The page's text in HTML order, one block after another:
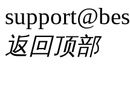
返回顶部